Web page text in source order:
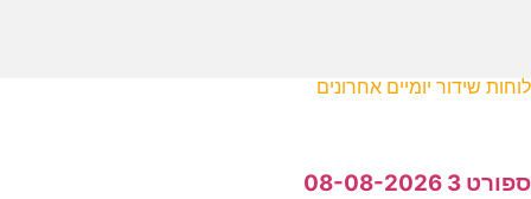
לוחות שידור יומיים אחרונים
ספורט 3 08-08-2026